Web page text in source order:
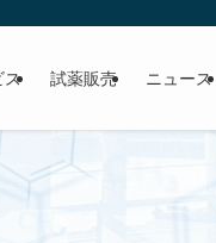
ス 試薬販売 ニュース